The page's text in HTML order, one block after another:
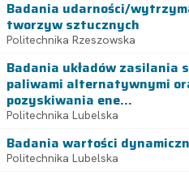
Badania udarności/
tworzyw sztucznych
Politechnika Rzeszowska
Badania układów zasilania
paliwami alternatywnymi
pozyskiwania ene...
Politechnika Lubelska
Badania wartości
Politechnika Lubelska